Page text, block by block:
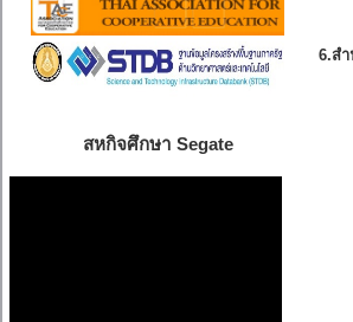
สหกิจศึกษา Segate
6.ส